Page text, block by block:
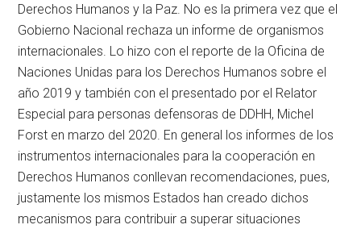
Derechos Humanos y la Paz. No es la primera vez que el
Gobierno Nacional rechaza un informe de organismos
internacionales. Lo hizo con el reporte de la Oficina de
Naciones Unidas para los Derechos Humanos sobre el
año 2019 y también con el presentado por el Relator
Especial para personas defensoras de DDHH, Michel
Forst en marzo del 2020. En general los informes de los
instrumentos internacionales para la cooperación en
Derechos Humanos conllevan recomendaciones, pues,
justamente los mismos Estados han creado dichos
mecanismos para contribuir a superar situaciones